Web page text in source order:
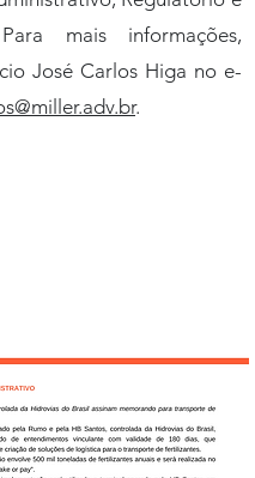
mais informações,
José Carlos Higa no e-
.